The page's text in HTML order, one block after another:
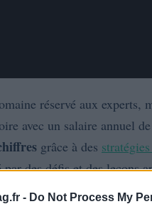
- Do Not Process My
réservé aux experts,
avec un salaire annuel de
grâce à des
des défis et des leçons
en herbe.